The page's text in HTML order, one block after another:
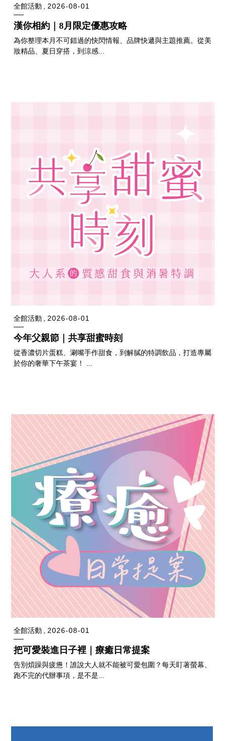
全館活動 2026-08-01
漢你相約｜8月限定優惠攻略
為你整理本月不可錯過的快閃情報、品牌快遞與主題推薦。從美
妝精品、夏日穿搭，到涼感...
全館活動 2026-08-01
今年父親節｜共享甜蜜時刻
從香濃切片蛋糕、涮嘴手作甜食，到解膩的特調飲品，打造專屬
於你的奢華下午茶宴！ ...
全館活動 2026-08-01
把可愛裝進日子裡｜療癒日常提案
告別煩躁與疲憊！誰說大人就不能被可愛包圍？每天盯著螢幕、
跑不完的代辦事項，是不是...